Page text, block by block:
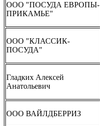
ООО "ПОСУДА ЕВРОПЫ-
ПРИКАМЬЕ"
ООО "КЛАССИК-
ПОСУДА"
Гладких Алексей
Анатольевич
ООО ВАЙЛДБЕРРИЗ